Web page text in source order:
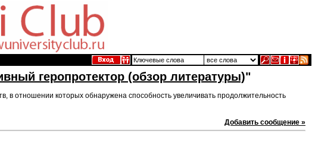
геропротектор (обзор литературы)"
отношении которых обнаружена способность увеличивать продолжительность
Добавить сообщение »